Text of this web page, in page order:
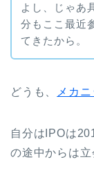
よし、じゃあ
分もここ最近
てきたから。
どうも、 メカニ
自分はIPOは
の途中からは立